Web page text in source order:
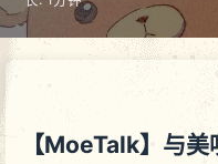
【MoeTalk】与